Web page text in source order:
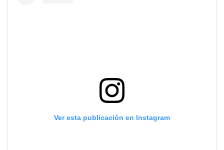
Ver esta publicación en Instagram